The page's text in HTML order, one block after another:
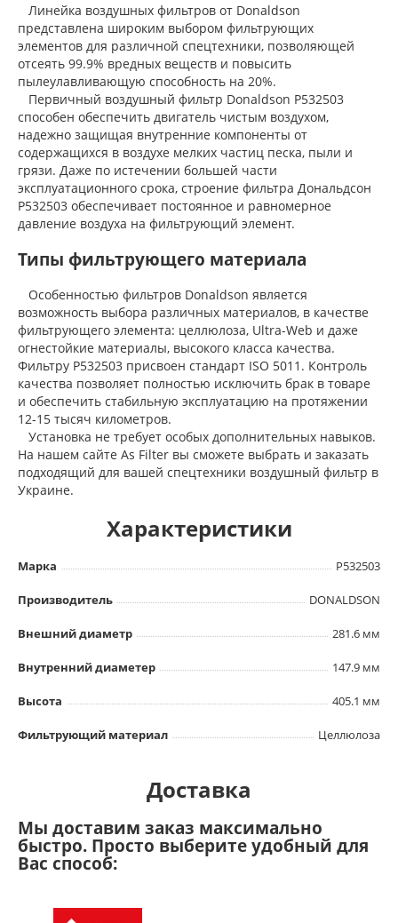
Линейка воздушных фильтров от Donaldson
представлена широким выбором фильтрующих
элементов для различной спецтехники, позволяющей
отсеять 99.9% вредных веществ и повысить
пылеулавливающую способность на 20%.
Первичный воздушный фильтр Donaldson P532503
способен обеспечить двигатель чистым воздухом,
надежно защищая внутренние компоненты от
содержащихся в воздухе мелких частиц песка, пыли и
грязи. Даже по истечении большей части
эксплуатационного срока, строение фильтра Дональдсон
P532503 обеспечивает постоянное и равномерное
давление воздуха на фильтрующий элемент.
Типы фильтрующего материала
Особенностью фильтров Donaldson является
возможность выбора различных материалов, в качестве
фильтрующего элемента: целлюлоза, Ultra-Web и даже
огнестойкие материалы, высокого класса качества.
Фильтру P532503 присвоен стандарт ISO 5011. Контроль
качества позволяет полностью исключить брак в товаре
и обеспечить стабильную эксплуатацию на протяжении
12-15 тысяч километров.
Установка не требует особых дополнительных навыков.
На нашем сайте As Filter вы сможете выбрать и заказать
подходящий для вашей спецтехники воздушный фильтр в
Украине.
Характеристики
Марка P532503
Производитель DONALDSON
Внешний диаметр 281.6 мм
Внутренний диаметер 147.9 мм
Высота 405.1 мм
Фильтрующий материал Целлюлоза
Доставка
Мы доставим заказ максимально
быстро. Просто выберите удобный для
Вас способ: